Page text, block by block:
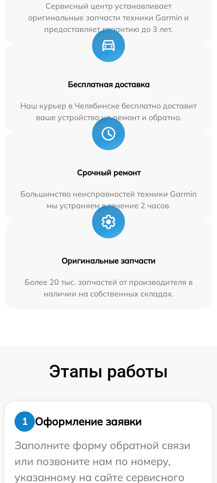
Сервисный центр устанавливает
оригинальные запчасти техники Garmin и
предоставляет гарантию до 3 лет.
Бесплатная доставка
Наш курьер в Челябинске бесплатно доставит
ваше устройство на ремонт и обратно.
Срочный ремонт
Большинство неисправностей техники Garmin
мы устраняем в течение 2 часов.
Оригинальные запчасти
Более 20 тыс. запчастей от производителя в
наличии на собственных складах.
Этапы работы
1
Оформление заявки
Заполните форму обратной связи
или позвоните нам по номеру,
указанному на сайте сервисного